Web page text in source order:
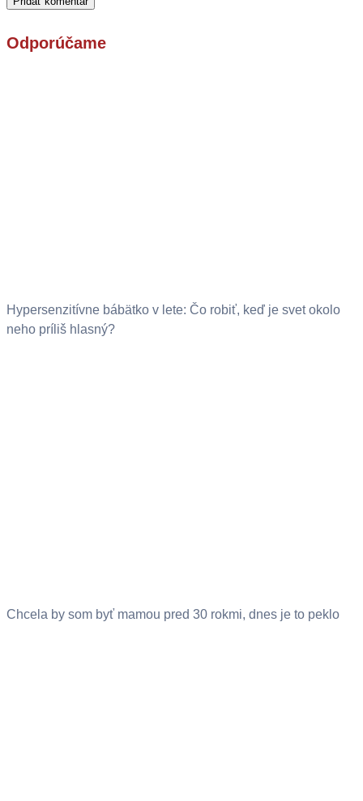
Odporúčame
Hypersenzitívne bábätko v lete: Čo robiť, keď je svet okolo
neho príliš hlasný?
Chcela by som byť mamou pred 30 rokmi, dnes je to peklo